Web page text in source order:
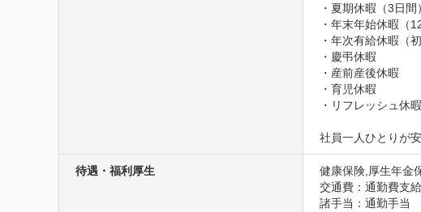
・夏期休暇（3日間）
・年末年始休暇（
・年次有給休暇（
・慶弔休暇
・産前産後休暇
・育児休暇
・リフレッシュ休
社員一人ひとりが
待遇・福利厚生
健康保険,厚生年金
交通費：通勤費支給
諸手当：通勤手当